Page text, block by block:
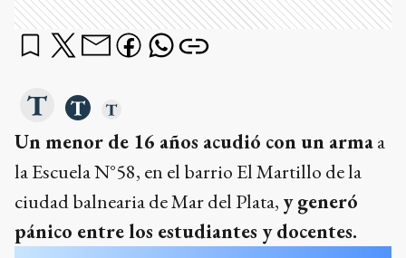
Un menor de 16 años acudió con un armaa
la Escuela N°58, en el barrio El Martillo de la
ciudad balnearia de Mar del Plata, y generó
pánico entre los estudiantes y docentes.